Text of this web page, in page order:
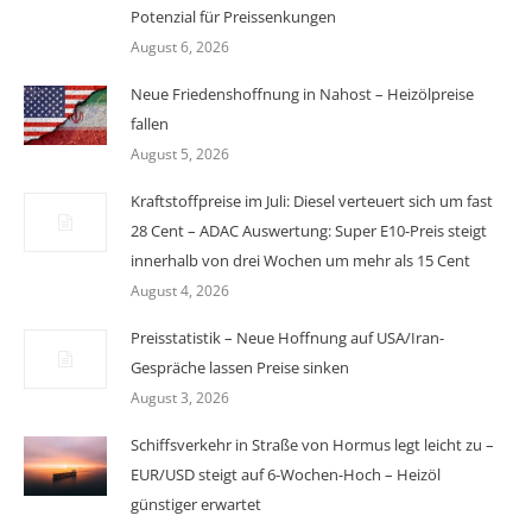
Potenzial für Preissenkungen
August 6, 2026
Neue Friedenshoffnung in Nahost – Heizölpreise
fallen
August 5, 2026
Kraftstoffpreise im Juli: Diesel verteuert sich um fast
28 Cent – ADAC Auswertung: Super E10-Preis steigt
innerhalb von drei Wochen um mehr als 15 Cent
August 4, 2026
Preisstatistik – Neue Hoffnung auf USA/Iran-
Gespräche lassen Preise sinken
August 3, 2026
Schiffsverkehr in Straße von Hormus legt leicht zu –
EUR/USD steigt auf 6-Wochen-Hoch – Heizöl
günstiger erwartet